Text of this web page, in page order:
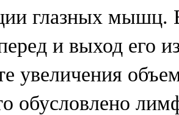
глазных мышц.
и выход его
увеличения
обусловлено